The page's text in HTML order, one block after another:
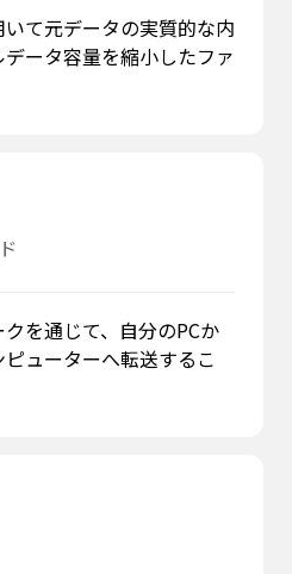
て元データの実質的な内
ータ容量を縮小したファ
を通じて、自分のPCか
ューターへ転送するこ